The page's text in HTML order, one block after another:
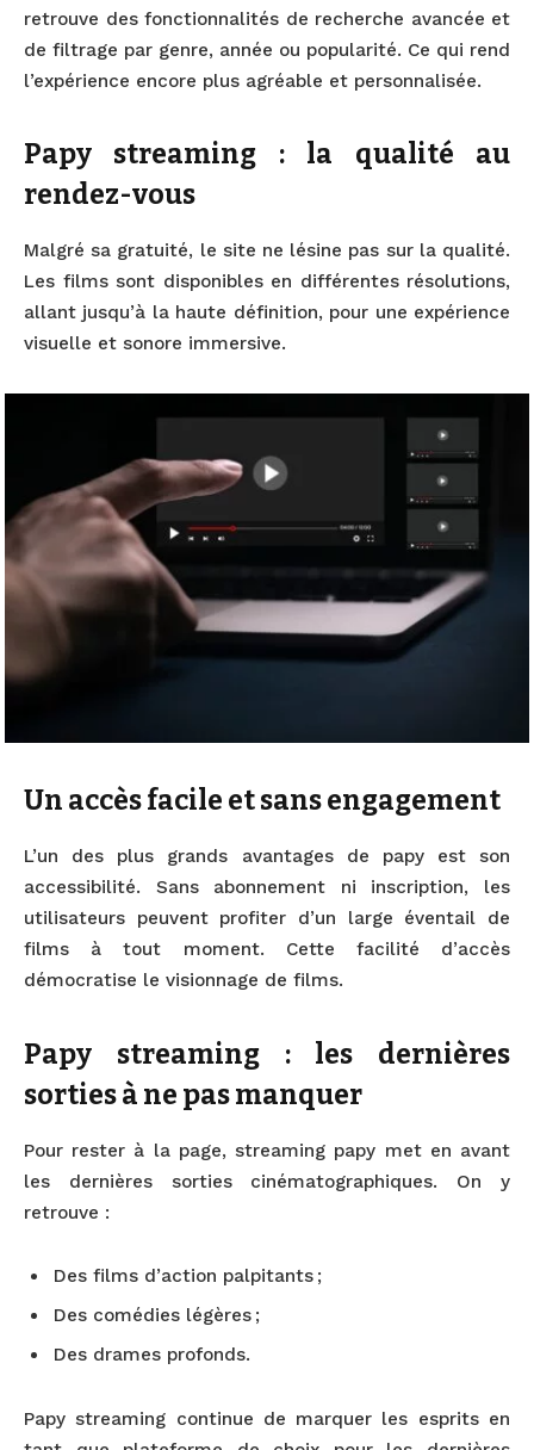
retrouve des fonctionnalités de recherche avancée et
de filtrage par genre, année ou popularité. Ce qui rend
l’expérience encore plus agréable et personnalisée.
Papy streaming : la qualité au
rendez-vous
Malgré sa gratuité, le site ne lésine pas sur la qualité.
Les films sont disponibles en différentes résolutions,
allant jusqu’à la haute définition, pour une expérience
visuelle et sonore immersive.
Un accès facile et sans engagement
L’un des plus grands avantages de papy est son
accessibilité. Sans abonnement ni inscription, les
utilisateurs peuvent profiter d’un large éventail de
films à tout moment. Cette facilité d’accès
démocratise le visionnage de films.
Papy streaming : les dernières
sorties à ne pas manquer
Pour rester à la page, streaming papy met en avant
les dernières sorties cinématographiques. On y
retrouve :
Des films d’action palpitants ;
Des comédies légères ;
Des drames profonds.
Papy streaming continue de marquer les esprits en